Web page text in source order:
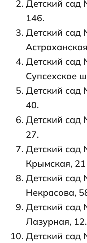
Детский сад
146.
Детский сад
Детский сад
Супсехское
Детский сад
40.
Детский сад
27.
Детский сад
Крымская,
Детский сад
Некрасова,
Детский сад
Лазурная, 12.
Детский сад